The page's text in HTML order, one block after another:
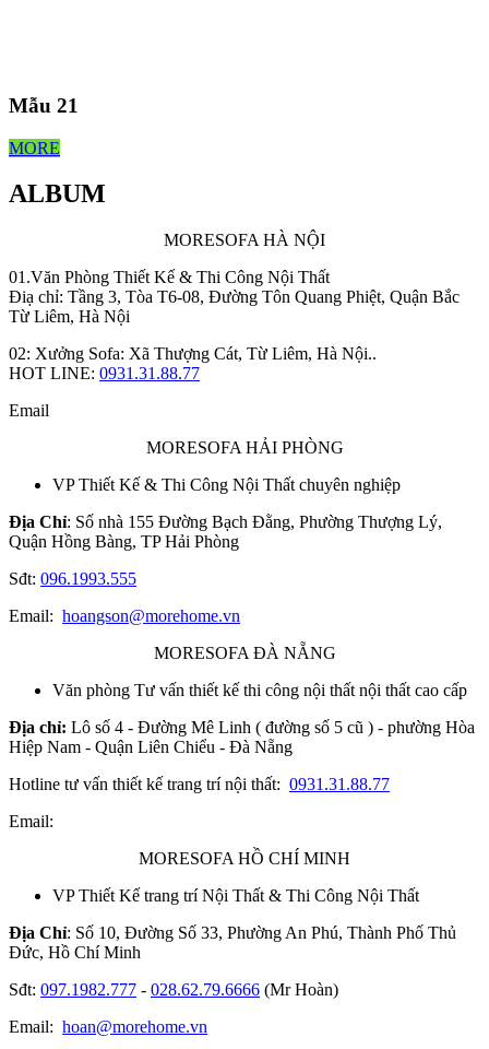
Mẫu 21
MORE
ALBUM
MORESOFA HÀ NỘI
01.Văn Phòng Thiết Kế & Thi Công Nội Thất
Điạ chỉ: Tầng 3, Tòa T6-08, Đường Tôn Quang Phiệt, Quận Bắc
Từ Liêm, Hà Nội
02: Xưởng Sofa: Xã Thượng Cát, Từ Liêm, Hà Nội..
HOT LINE: 0931.31.88.77
Email
MORESOFA HẢI PHÒNG
VP Thiết Kế & Thi Công Nội Thất chuyên nghiệp
Địa Chỉ: Số nhà 155 Đường Bạch Đằng, Phường Thượng Lý,
Quận Hồng Bàng, TP Hải Phòng
Sđt: 096.1993.555
Email: hoangson@morehome.vn
MORESOFA ĐÀ NẴNG
Văn phòng Tư vấn thiết kế thi công nội thất nội thất cao cấp
Địa chỉ: Lô số 4 - Đường Mê Linh ( đường số 5 cũ ) - phường Hòa
Hiệp Nam - Quận Liên Chiểu - Đà Nẵng
Hotline tư vấn thiết kế trang trí nội thất: 0931.31.88.77
Email:
MORESOFA HỒ CHÍ MINH
VP Thiết Kế trang trí Nội Thất & Thi Công Nội Thất
Địa Chỉ: Số 10, Đường Số 33, Phường An Phú, Thành Phố Thủ
Đức, Hồ Chí Minh
Sđt: 097.1982.777 - 028.62.79.6666 (Mr Hoàn)
Email: hoan@morehome.vn